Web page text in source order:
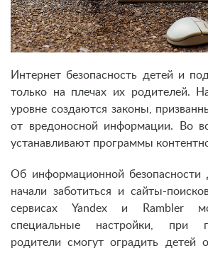
Интернет безопасность детей и
только на плечах их родителей.
уровне создаются законы,
от вредоносной информации. Во
устанавливают программы
Об информационной безопасности
начали заботиться и сайты-
сервисах Yandex и Rambler
специальные настройки, при
родители смогут оградить детей